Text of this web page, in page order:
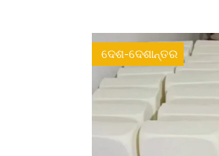
ଦେଶ-ଦେଶାନ୍ତର